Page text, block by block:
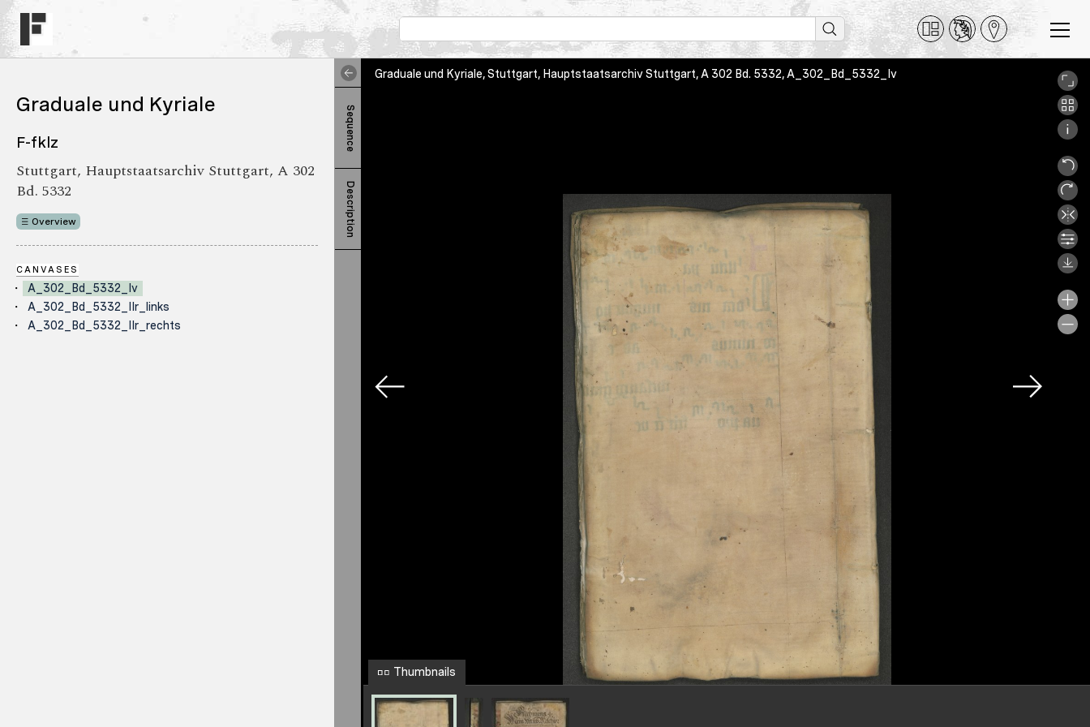
Graduale und Kyriale
F-fklz
Stuttgart, Hauptstaatsarchiv Stuttgart, A 302
Bd. 5332
Overview
CANVASES
A_302_Bd_5332_Iv
A_302_Bd_5332_IIr_links
A_302_Bd_5332_IIr_rechts
Sequence
Description
Graduale und Kyriale, Stuttgart, Hauptstaatsarchiv Stuttgart, A 302 Bd. 5332, A_302_Bd_5332_Iv
Thumbnails